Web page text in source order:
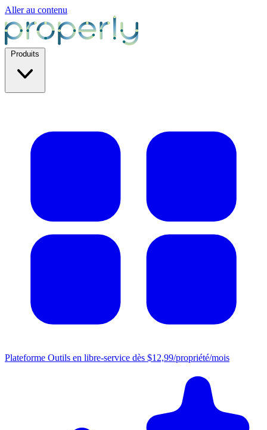
Aller au contenu
Plateforme Outils en libre-service dès $12,99/propriété/mois